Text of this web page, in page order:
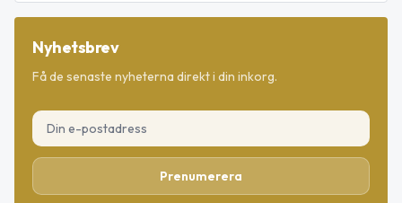
Nyhetsbrev
Få de senaste nyheterna direkt i din inkorg.
Prenumerera